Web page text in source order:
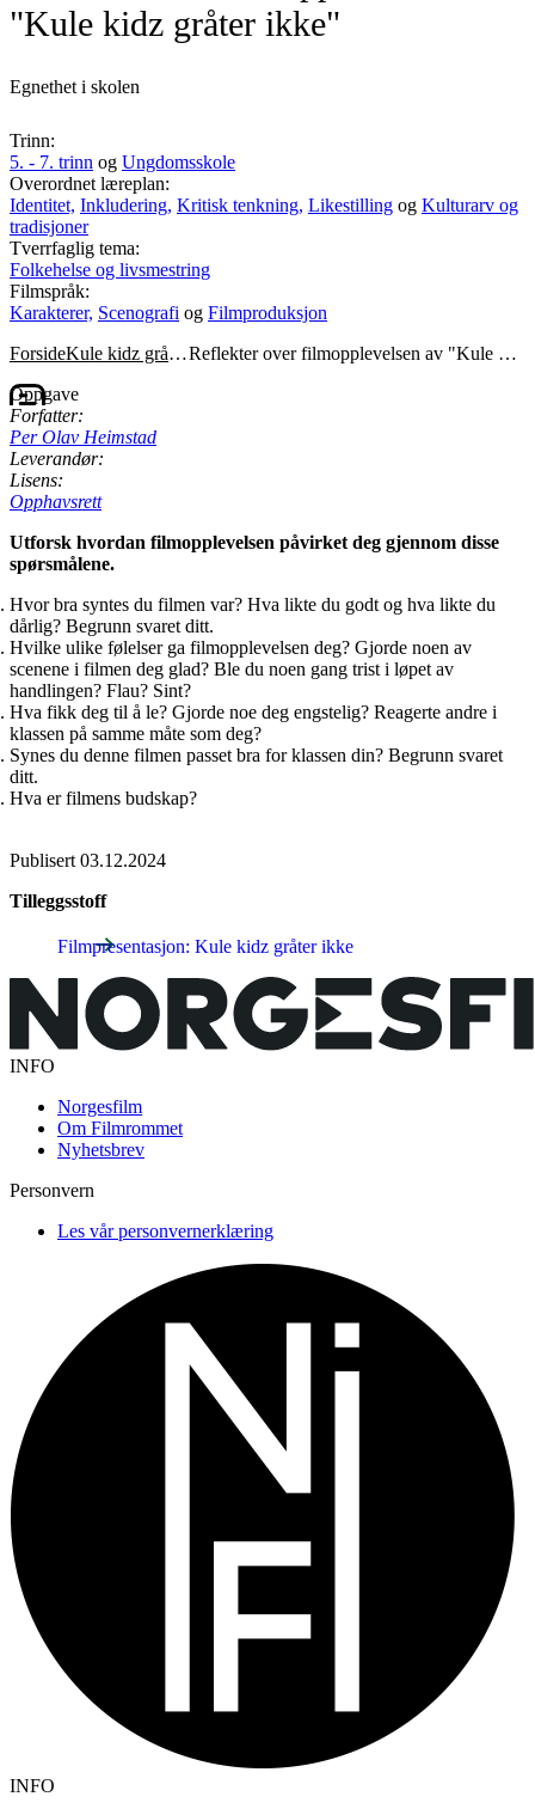
"Kule kidz gråter ikke"
Egnethet i skolen
Trinn:
5. - 7. trinn og Ungdomsskole
Overordnet læreplan:
Identitet, Inkludering, Kritisk tenkning, Likestilling og Kulturarv og
tradisjoner
Tverrfaglig tema:
Folkehelse og livsmestring
Filmspråk:
Karakterer, Scenografi og Filmproduksjon
Forside
Kule kidz gråter ikke
Reflekter over filmopplevelsen av "Kule kidz gråter ikke"
Oppgave
Forfatter:
Per Olav Heimstad
Leverandør:
Lisens:
Opphavsrett
Utforsk hvordan filmopplevelsen påvirket deg gjennom disse
spørsmålene.
Hvor bra syntes du filmen var? Hva likte du godt og hva likte du
dårlig? Begrunn svaret ditt.
Hvilke ulike følelser ga filmopplevelsen deg? Gjorde noen av
scenene i filmen deg glad? Ble du noen gang trist i løpet av
handlingen? Flau? Sint?
Hva fikk deg til å le? Gjorde noe deg engstelig? Reagerte andre i
klassen på samme måte som deg?
Synes du denne filmen passet bra for klassen din? Begrunn svaret
ditt.
Hva er filmens budskap?
Publisert 03.12.2024
Tilleggsstoff
Filmpresentasjon: Kule kidz gråter ikke
INFO
Norgesfilm
Om Filmrommet
Nyhetsbrev
Personvern
Les vår personvernerklæring
INFO